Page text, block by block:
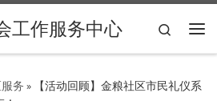
工作服务中心
Search
务 »
【活动回顾】金粮社区市民礼仪系